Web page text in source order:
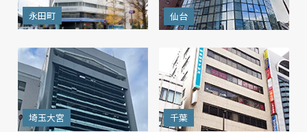
永田町 仙台
埼玉大宮 千葉